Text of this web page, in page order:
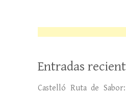
Entradas
Castelló Ruta de